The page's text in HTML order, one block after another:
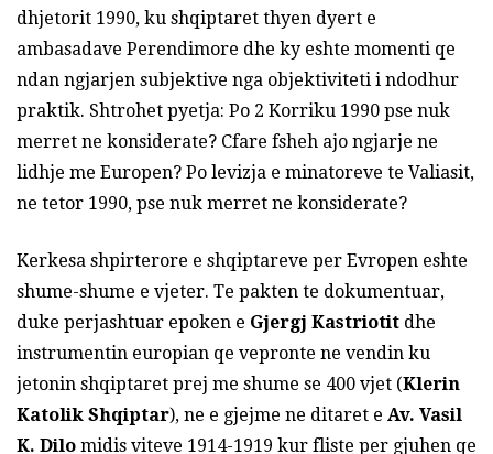
dhjetorit 1990, ku shqiptaret thyen dyert e
ambasadave Perendimore dhe ky eshte momenti qe
ndan ngjarjen subjektive nga objektiviteti i ndodhur
praktik. Shtrohet pyetja: Po 2 Korriku 1990 pse nuk
merret ne konsiderate? Cfare fsheh ajo ngjarje ne
lidhje me Europen? Po levizja e minatoreve te Valiasit,
ne tetor 1990, pse nuk merret ne konsiderate?
Kerkesa shpirterore e shqiptareve per Evropen eshte
shume-shume e vjeter. Te pakten te dokumentuar,
duke perjashtuar epoken e Gjergj Kastriotit dhe
instrumentin europian qe vepronte ne vendin ku
jetonin shqiptaret prej me shume se 400 vjet (Klerin
Katolik Shqiptar), ne e gjejme ne ditaret e Av. Vasil
K. Dilo midis viteve 1914-1919 kur fliste per gjuhen qe